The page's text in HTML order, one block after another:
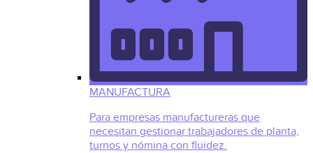
MANUFACTURA
Para empresas manufactureras que
necesitan gestionar trabajadores de planta,
turnos y nómina con fluidez.